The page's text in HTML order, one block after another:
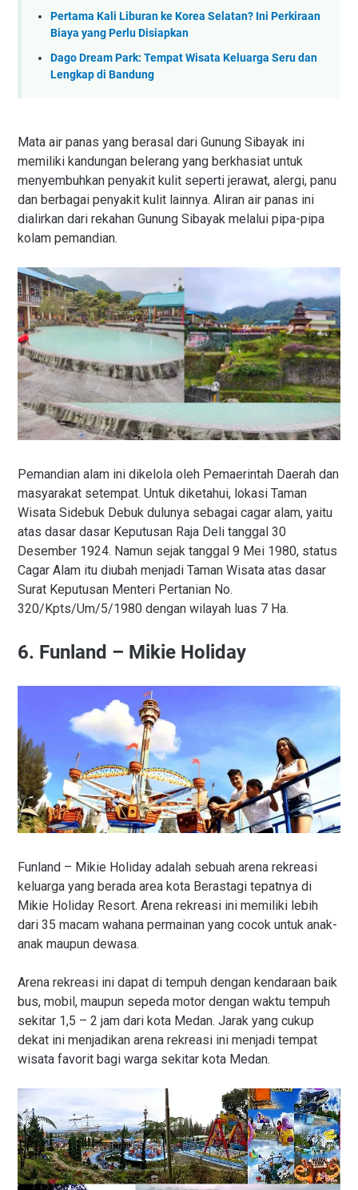
Pertama Kali Liburan ke Korea Selatan? Ini Perkiraan
Biaya yang Perlu Disiapkan
Dago Dream Park: Tempat Wisata Keluarga Seru dan
Lengkap di Bandung
Mata air panas yang berasal dari Gunung Sibayak ini
memiliki kandungan belerang yang berkhasiat untuk
menyembuhkan penyakit kulit seperti jerawat, alergi, panu
dan berbagai penyakit kulit lainnya. Aliran air panas ini
dialirkan dari rekahan Gunung Sibayak melalui pipa-pipa
kolam pemandian.
Pemandian alam ini dikelola oleh Pemaerintah Daerah dan
masyarakat setempat. Untuk diketahui, lokasi Taman
Wisata Sidebuk Debuk dulunya sebagai cagar alam, yaitu
atas dasar dasar Keputusan Raja Deli tanggal 30
Desember 1924. Namun sejak tanggal 9 Mei 1980, status
Cagar Alam itu diubah menjadi Taman Wisata atas dasar
Surat Keputusan Menteri Pertanian No.
320/Kpts/Um/5/1980 dengan wilayah luas 7 Ha.
6. Funland – Mikie Holiday
Funland – Mikie Holiday adalah sebuah arena rekreasi
keluarga yang berada area kota Berastagi tepatnya di
Mikie Holiday Resort. Arena rekreasi ini memiliki lebih
dari 35 macam wahana permainan yang cocok untuk anak-
anak maupun dewasa.
Arena rekreasi ini dapat di tempuh dengan kendaraan baik
bus, mobil, maupun sepeda motor dengan waktu tempuh
sekitar 1,5 – 2 jam dari kota Medan. Jarak yang cukup
dekat ini menjadikan arena rekreasi ini menjadi tempat
wisata favorit bagi warga sekitar kota Medan.